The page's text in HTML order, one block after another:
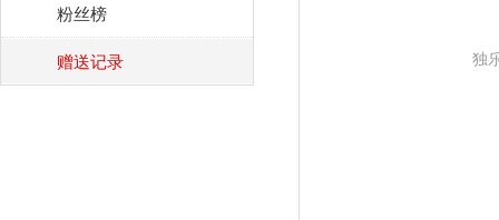
粉丝榜
赠送记录 独